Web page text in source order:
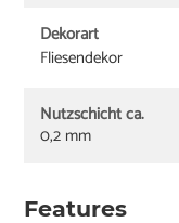
Dekorart
Fliesendekor
Nutzschicht ca.
0,2 mm
Features